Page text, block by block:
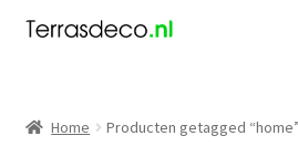
Ga
navigatie
Ga
inhoud
Home Producten getagged “home”